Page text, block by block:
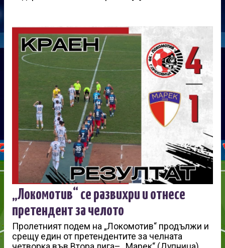
„Локомотив“ се развихри и отнесе
претендент за челото
Пролетният подем на „Локомотив“ продължи и
срещу един от претендентите за челната